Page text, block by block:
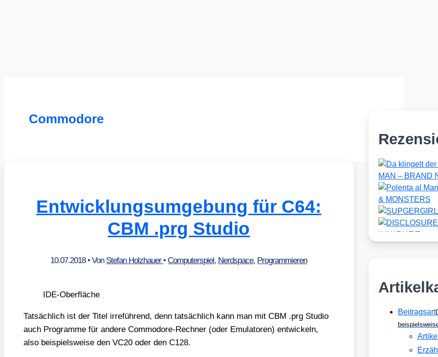
Commodore
Entwicklungsumgebung für C64:
CBM .prg Studio
10.07.2018• Von Stefan Holzhauer•Computerspiel, Nerdspace, Programmieren
IDE-Ober­flä­che
Tat­säch­lich ist der Titel irre­füh­rend, denn tat­säch­lich kann man mit CBM .prg Stu­dio
auch Pro­gram­me für ande­re Com­mo­do­re-Rech­ner (oder Emu­la­to­ren) ent­wi­ckeln,
also bei­spiels­wei­se den VC20 oder den C128.
Beitragsart